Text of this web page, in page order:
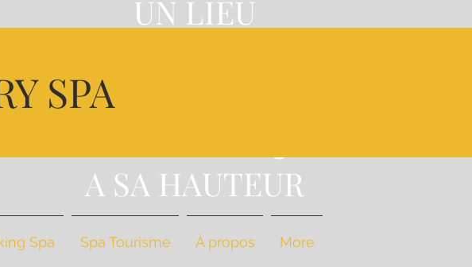
SPA
Spa Spa Tourisme À propos More
UN LIEU
UNE CUISINE
A SA HAUTEUR